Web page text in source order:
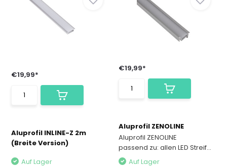
€19,99*
Aluprofil INLINE-Z 2m
(Breite Version)
Auf Lager
€19,99*
Aluprofil ZENOLINE
Aluprofil ZENOLINE
passend zu: allen LED Streif...
Auf Lager